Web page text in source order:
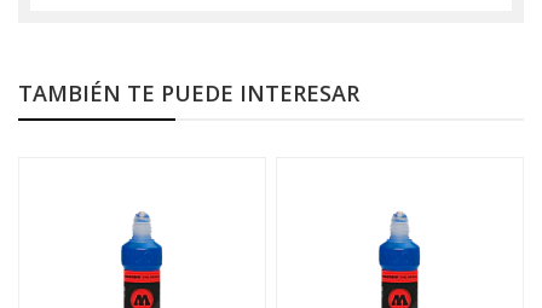
TAMBIÉN TE PUEDE INTERESAR